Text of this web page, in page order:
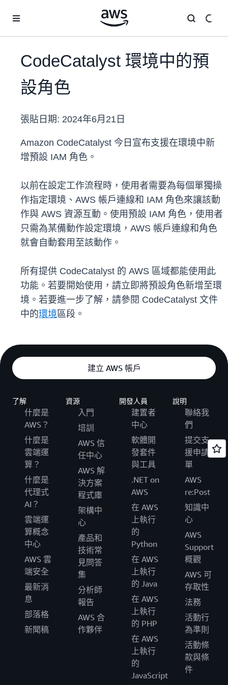
CodeCatalyst 環境中的預
設角色
張貼日期: 2024年6月21日
Amazon CodeCatalyst 今日宣布支援在環境中新
增預設 IAM 角色。
以前在設定工作流程時，使用者需要為每個單獨操
作指定環境、AWS 帳戶連線和 IAM 角色來讓該動
作與 AWS 資源互動。使用預設 IAM 角色，使用者
只需為某備動作設定環境，AWS 帳戶連線和角色
就會自動套用至該動作。
所有提供 CodeCatalyst 的 AWS 區域都能使用此
功能。若要開始使用，請立即將預設角色新增至環
境。若要進一步了解，請參閱 CodeCatalyst 文件
中的環境區段。
建立 AWS 帳戶
了解
什麼是
AWS？
什麼是
雲端運
算？
什麼是
代理式
AI？
雲端運
算概念
中心
AWS 雲
端安全
最新消
息
部落格
新聞稿
資源
入門
培訓
AWS 信
任中心
AWS 解
決方案
程式庫
架構中
心
產品和
技術常
見問答
集
分析師
報告
AWS 合
作夥伴
開發人員
建置者
中心
軟體開
發套件
與工具
.NET on
AWS
在 AWS
上執行
的
Python
在 AWS
上執行
的 Java
在 AWS
上執行
的 PHP
在 AWS
上執行
的
JavaScript
說明
聯絡我
們
提交支
援申請
單
AWS
re:Post
知識中
心
AWS
Support
概觀
AWS 可
存取性
法務
活動行
為準則
活動條
款與條
件